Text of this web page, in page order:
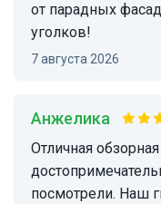
от парадных
уголков!
7 августа 2026
Анжелика
Отличная обзорная экскурсия, по всем главным
посмотрели. Наш